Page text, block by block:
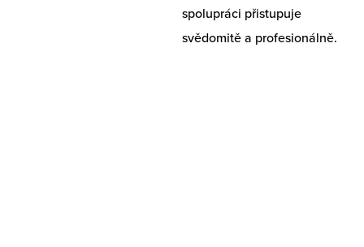
spolupráci přistupuje
svědomitě a profesionálně.